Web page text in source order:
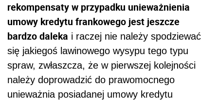
rekompensaty w przypadku unieważnienia
umowy kredytu frankowego jest jeszcze
bardzo daleka i raczej nie należy spodziewać
się jakiegoś lawinowego wysypu tego typu
spraw, zwłaszcza, że w pierwszej kolejności
należy doprowadzić do prawomocnego
unieważnia posiadanej umowy kredytu